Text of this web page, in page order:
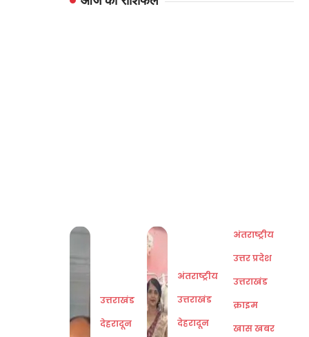
उत्तराखंड
देहरादून
अंतराष्ट्रीय
उत्तराखंड
देहरादून
अंतराष्ट्रीय
उत्तर प्रदेश
उत्तराखंड
क्राइम
खास खबर